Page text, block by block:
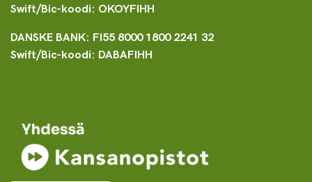
Swift/Bic-koodi: OKOYFIHH
DANSKE BANK: FI55 8000 1800 2241 32
Swift/Bic-koodi: DABAFIHH